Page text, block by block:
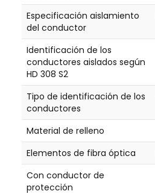
Especificación aislamiento
del conductor
Identificación de los
conductores aislados según
HD 308 S2
Tipo de identificación de los
conductores
Material de relleno
Elementos de fibra óptica
Con conductor de
protección